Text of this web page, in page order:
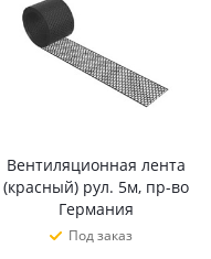
Вентиляционная лента
(красный) рул. 5м, пр-во
Германия
Под заказ